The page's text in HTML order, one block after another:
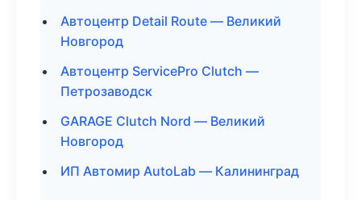
Автоцентр Detail Route — Великий
Новгород
Автоцентр ServicePro Clutch —
Петрозаводск
GARAGE Clutch Nord — Великий
Новгород
ИП Автомир AutoLab — Калининград